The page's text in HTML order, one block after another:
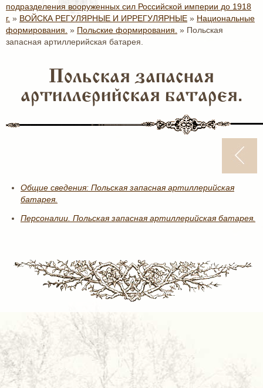
подразделения вооруженных сил Российской империи до 1918
г. » ВОЙСКА РЕГУЛЯРНЫЕ И ИРРЕГУЛЯРНЫЕ » Национальные
формирования. » Польские формирования. » Польская
запасная артиллерийская батарея.
Польская запасная
артиллерийская батарея.
Общие сведения: Польская запасная артиллерийская
батарея.
Персоналии. Польская запасная артиллерийская батарея.